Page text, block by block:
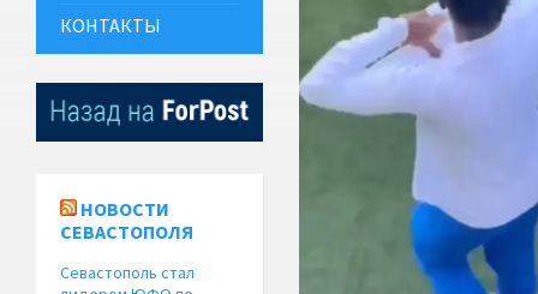
КОНТАКТЫ
НОВОСТИ
СЕВАСТОПОЛЯ
Севастополь стал